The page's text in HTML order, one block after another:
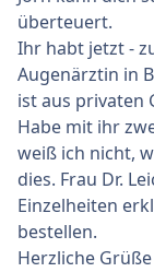
überteuert.
Ihr habt jetzt -
Augenärztin in
ist aus privaten
Habe mit ihr
weiß ich nicht,
dies. Frau Dr.
Einzelheiten
bestellen.
Herzliche